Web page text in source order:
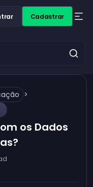
Cadastrar
>
os Dados